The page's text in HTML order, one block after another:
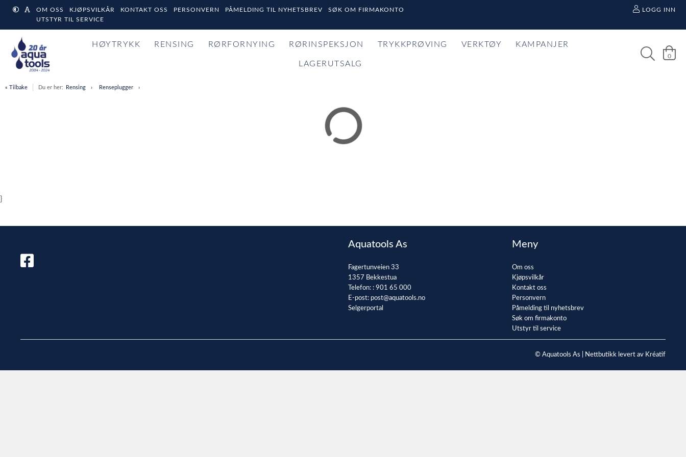
OM OSS KJØPSVILKÅR KONTAKT OSS PERSONVERN PÅMELDING TIL NYHETSBREV
SØK OM FIRMAKONTO
UTSTYR TIL SERVICE
LOGG INN
HØYTRYKK RENSING RØRFORNYING RØRINSPEKSJON TRYKKPRØVING VERKTØY KAMPANJER
LAGERUTSALG
0
« Tilbake Du er her: Rensing Renseplugger
}
Aquatools As
Fagertunveien 33
1357 Bekkestua
Telefon: : 901 65 000
E-post: post@aquatools.no
Selgerportal
Meny
Om oss
Kjøpsvilkår
Kontakt oss
Personvern
Påmelding til nyhetsbrev
Søk om firmakonto
Utstyr til service
© Aquatools As | Nettbutikk levert av Kréatif